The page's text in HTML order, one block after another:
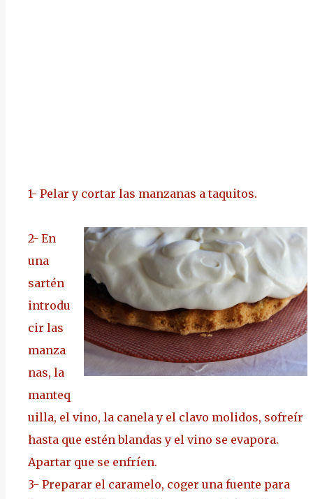
1- Pelar y cortar las manzanas a taquitos.
2- En
una
sartén
introdu
cir las
manza
nas, la
manteq
uilla, el vino, la canela y el clavo molidos, sofreír
hasta que estén blandas y el vino se evapora.
Apartar que se enfríen.
3- Preparar el caramelo, coger una fuente para